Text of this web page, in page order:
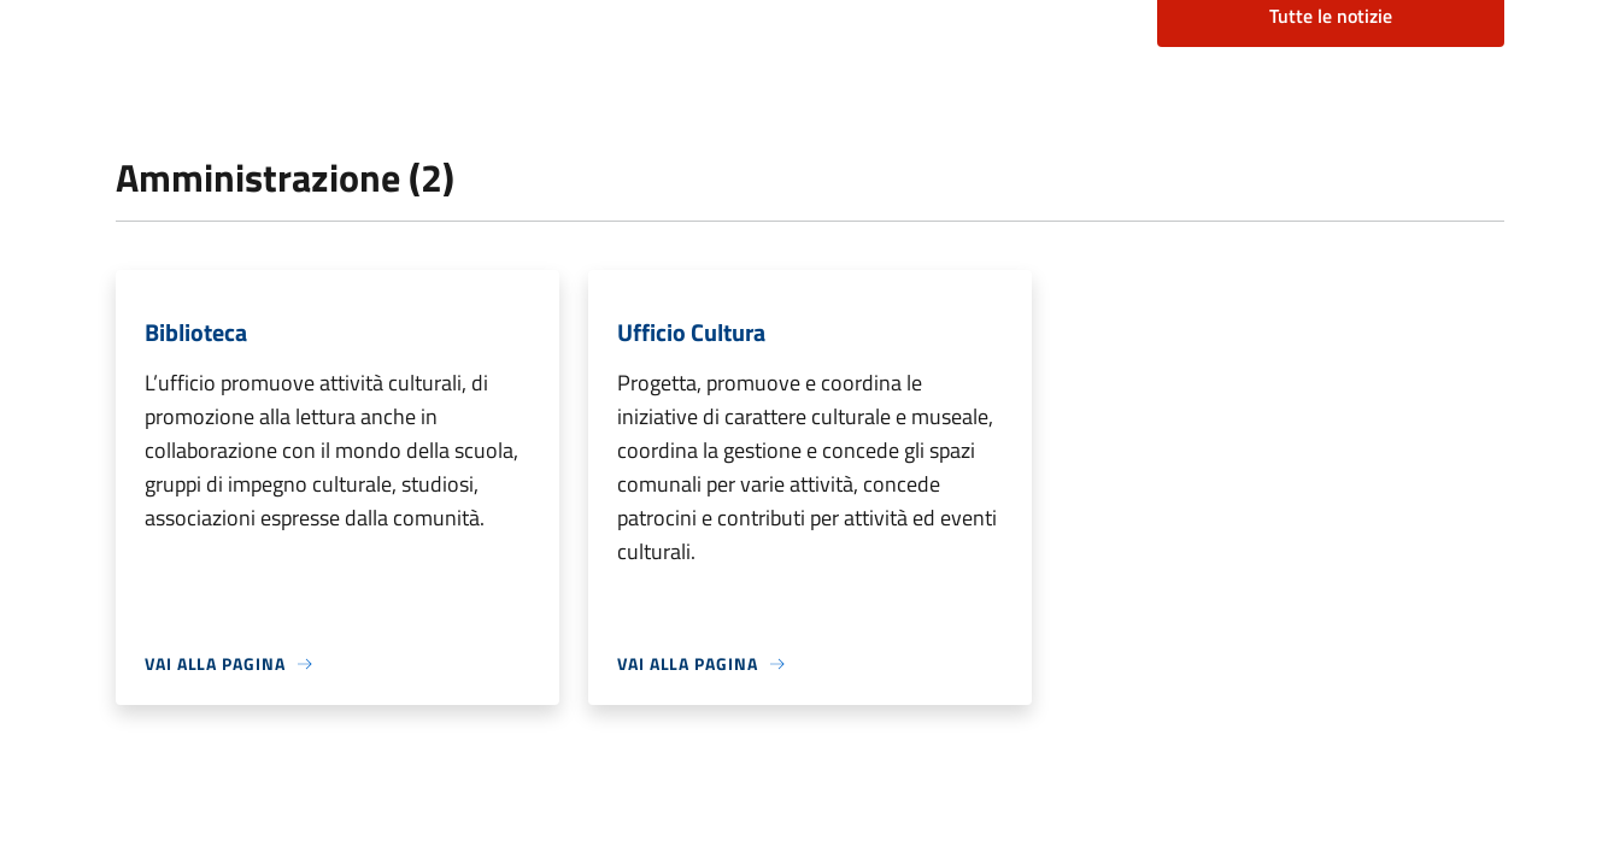
Tutte le notizie
Amministrazione (2)
Biblioteca
L’ufficio promuove attività culturali, di
promozione alla lettura anche in
collaborazione con il mondo della scuola,
gruppi di impegno culturale, studiosi,
associazioni espresse dalla comunità.
VAI ALLA PAGINA
Ufficio Cultura
Progetta, promuove e coordina le
iniziative di carattere culturale e museale,
coordina la gestione e concede gli spazi
comunali per varie attività, concede
patrocini e contributi per attività ed eventi
culturali.
VAI ALLA PAGINA